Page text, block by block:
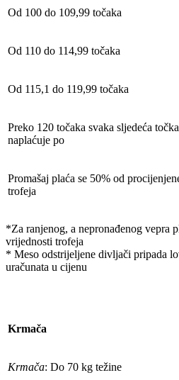
Od 100 do 109,99 točaka
Od 110 do 114,99 točaka
Od 115,1 do 119,99 točaka
Preko 120 točaka svaka sljedeća
naplaćuje po
Promašaj plaća se 50% od
trofeja
*Za ranjenog, a nepronađenog vepra
vrijednosti trofeja
* Meso odstrijeljene divljači pripada
uračunata u cijenu
Krmača
Krmača: Do 70 kg težine